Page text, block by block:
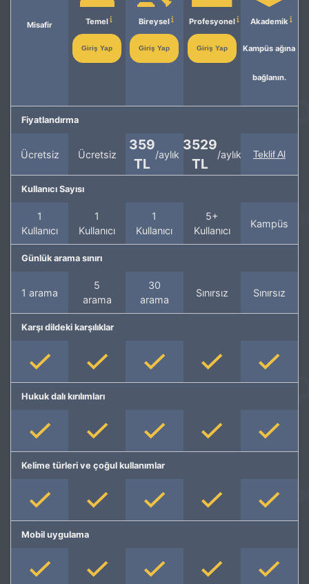
Misafir Temel
Giriş Yap
Bireysel
Giriş Yap
Profesyonel
Giriş Yap
Akademik
Kampüs ağına
bağlanın.
Fiyatlandırma
Ücretsiz Ücretsiz
359
TL
/aylık
3529
TL
/aylık Teklif Al
Kullanıcı Sayısı
1
Kullanıcı
1
Kullanıcı
1
Kullanıcı
5+
Kullanıcı
Kampüs
Günlük arama sınırı
1 arama
5
arama
30
arama
Sınırsız Sınırsız
Karşı dildeki karşılıklar
Hukuk dalı kırılımları
Kelime türleri ve çoğul kullanımlar
Mobil uygulama